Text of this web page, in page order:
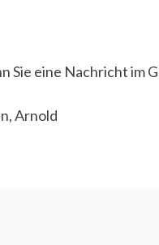
Sie eine Nachrichtim
Arnold